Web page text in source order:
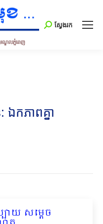
Search:
ស្វែងរក
ឯកភាពគ្នា
ាយ សម្ដេច